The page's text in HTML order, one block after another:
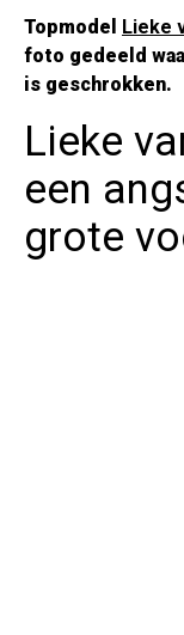
Topmodel Lieke
foto gedeeld
is geschrokken.
Lieke
een
grote